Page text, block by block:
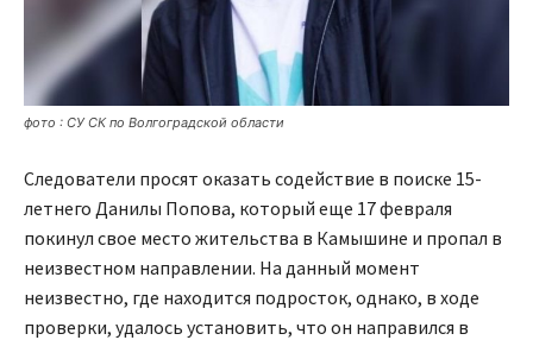
фото : СУ СК по Волгоградской области
Следователи просят оказать содействие в поиске 15-
летнего Данилы Попова, который еще 17 февраля
покинул свое место жительства в Камышине и пропал в
неизвестном направлении. На данный момент
неизвестно, где находится подросток, однако, в ходе
проверки, удалось установить, что он направился в